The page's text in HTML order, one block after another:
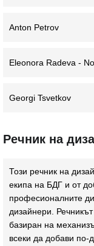
Anton Petrov
Eleonora Radeva -
Georgi Tsvetkov
Речник на
Този речник на
екипа на БДГ и от
професионалните
дизайнери.
базиран на
всеки да добави